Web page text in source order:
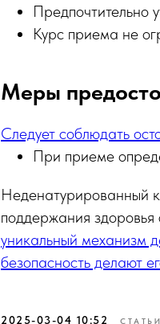
Предпочтительно
Курс приема не
Меры
Следует соблюдать
При приеме
Неденатурированный
поддержания здоровья
уникальный механизм
безопасность делают
2025-03-04 10:52 СТАТЬИ